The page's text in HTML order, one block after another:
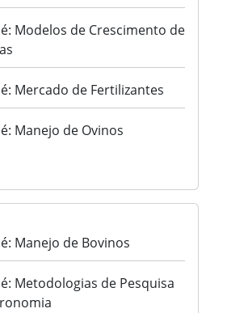
Modelos de Crescimento de
Mercado de Fertilizantes
Manejo de Ovinos
Manejo de Bovinos
Metodologias de Pesquisa